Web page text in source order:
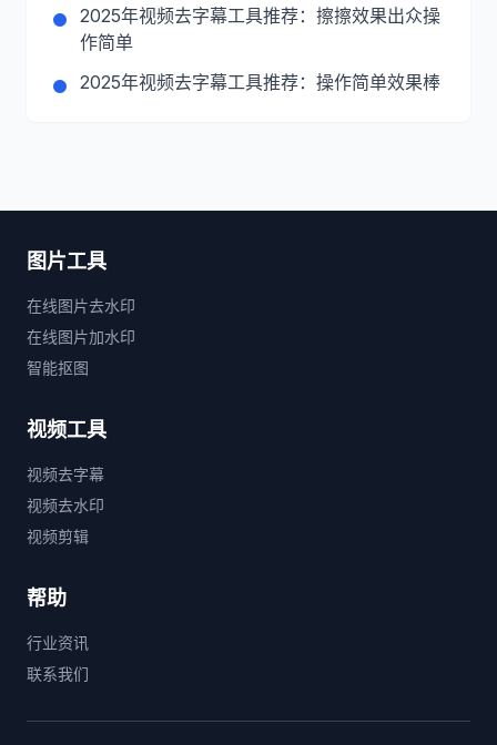
2025年视频去字幕工具推荐：擦擦效果出众操
作简单
2025年视频去字幕工具推荐：操作简单效果棒
图片工具
在线图片去水印
在线图片加水印
智能抠图
视频工具
视频去字幕
视频去水印
视频剪辑
帮助
行业资讯
联系我们